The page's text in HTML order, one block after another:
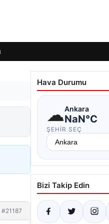
#21187
Hava Durumu
☁Ankara
NaN°C
ŞEHIR SEÇ
Bizi Takip Edin